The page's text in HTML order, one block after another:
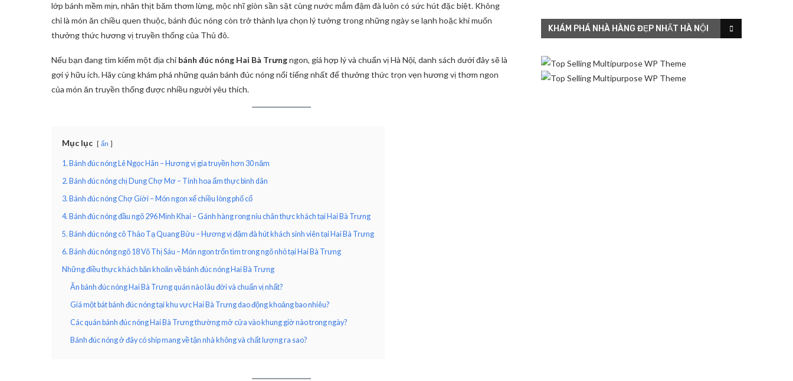
lớp bánh mềm mịn, nhân thịt băm thơm lừng, mộc nhĩ giòn sần sật cùng nước mắm đậm đà luôn có sức hút đặc biệt. Không
chỉ là món ăn chiều quen thuộc, bánh đúc nóng còn trở thành lựa chọn lý tưởng trong những ngày se lạnh hoặc khi muốn
thưởng thức hương vị truyền thống của Thủ đô.
Nếu bạn đang tìm kiếm một địa chỉ bánh đúc nóng Hai Bà Trưngngon, giá hợp lý và chuẩn vị Hà Nội, danh sách dưới đây sẽ là
gợi ý hữu ích. Hãy cùng khám phá những quán bánh đúc nóng nổi tiếng nhất để thưởng thức trọn vẹn hương vị thơm ngon
của món ăn truyền thống được nhiều người yêu thích.
Mục lục ẩn
1. Bánh đúc nóng Lê Ngọc Hân – Hương vị gia truyền hơn 30 năm
2. Bánh đúc nóng chị Dung Chợ Mơ – Tinh hoa ẩm thực bình dân
3. Bánh đúc nóng Chợ Giời – Món ngon xế chiều lòng phố cổ
4. Bánh đúc nóng đầu ngõ 296 Minh Khai – Gánh hàng rong níu chân thực khách tại Hai Bà Trưng
5. Bánh đúc nóng cô Thảo Tạ Quang Bửu – Hương vị đậm đà hút khách sinh viên tại Hai Bà Trưng
6. Bánh đúc nóng ngõ 18 Võ Thị Sáu – Món ngon trốn tìm trong ngõ nhỏ tại Hai Bà Trưng
Những điều thực khách băn khoăn về bánh đúc nóng Hai Bà Trưng
Ăn bánh đúc nóng Hai Bà Trưng quán nào lâu đời và chuẩn vị nhất?
Giá một bát bánh đúc nóng tại khu vực Hai Bà Trưng dao động khoảng bao nhiêu?
Các quán bánh đúc nóng Hai Bà Trưng thường mở cửa vào khung giờ nào trong ngày?
Bánh đúc nóng ở đây có ship mang về tận nhà không và chất lượng ra sao?
KHÁM PHÁ NHÀ HÀNG ĐẸP NHẤT HÀ NỘI